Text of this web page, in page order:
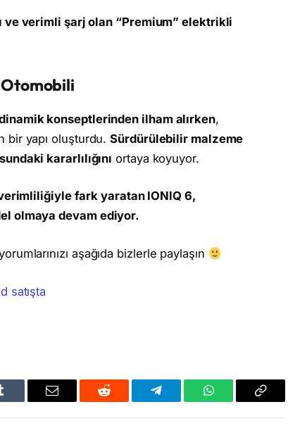
ve verimli şarj olan “Premium” elektrikli
konseptlerinden ilham alırken,
bir yapı oluşturdu.Sürdürülebilir malzeme
kararlılığını ortaya koyuyor.
fark yaratan IONIQ 6,
olmaya devam ediyor.
aşağıda bizlerle paylaşın
satışta
Email Reddit Telegram WhatsAppBağlantıyı